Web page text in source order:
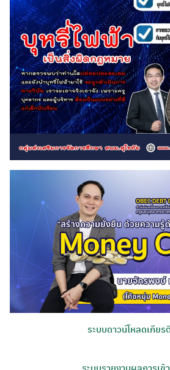
ระบบดาวน์โหลดเกียร
ระบบรายงานผลการเข้